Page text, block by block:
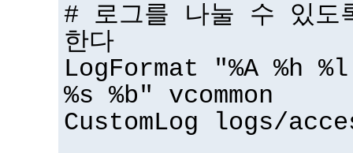
# 로그를 나눌 수 있도
한다
LogFormat "%A %h
%s %b" vcommon
CustomLog logs/